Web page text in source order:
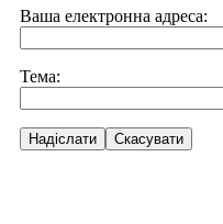
Ваша електронна адреса:
Тема:
Надіслати Скасувати